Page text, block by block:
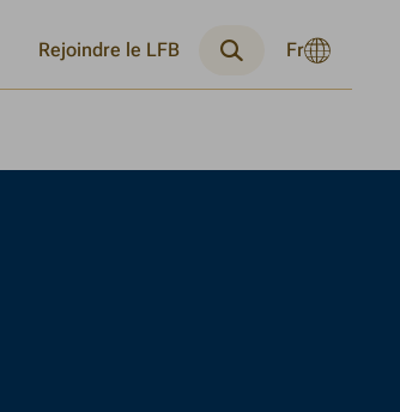
Rejoindre le LFB
Recherche
Langue
actuelle
:
Fr
Changer
la